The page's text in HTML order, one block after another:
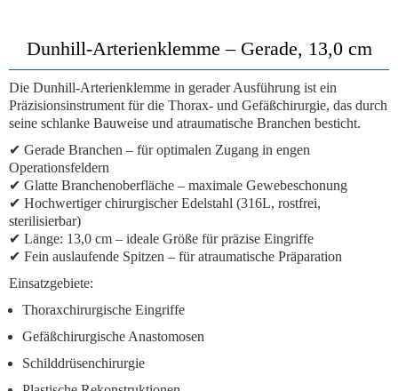
Dunhill-Arterienklemme – Gerade, 13,0 cm
Die Dunhill-Arterienklemme in gerader Ausführung ist ein
Präzisionsinstrument für die Thorax- und Gefäßchirurgie, das durch
seine schlanke Bauweise und atraumatische Branchen besticht.
✔ Gerade Branchen – für optimalen Zugang in engen
Operationsfeldern
✔ Glatte Branchenoberfläche – maximale Gewebeschonung
✔ Hochwertiger chirurgischer Edelstahl (316L, rostfrei,
sterilisierbar)
✔ Länge: 13,0 cm – ideale Größe für präzise Eingriffe
✔ Fein auslaufende Spitzen – für atraumatische Präparation
Einsatzgebiete:
Thoraxchirurgische Eingriffe
Gefäßchirurgische Anastomosen
Schilddrüsenchirurgie